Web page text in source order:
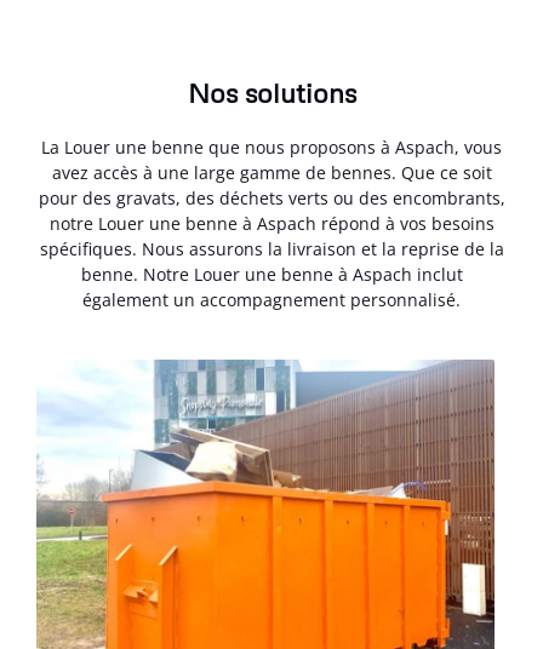
Nos solutions
La Louer une benne que nous proposons à Aspach, vous
avez accès à une large gamme de bennes. Que ce soit
pour des gravats, des déchets verts ou des encombrants,
notre Louer une benne à Aspach répond à vos besoins
spécifiques. Nous assurons la livraison et la reprise de la
benne. Notre Louer une benne à Aspach inclut
également un accompagnement personnalisé.